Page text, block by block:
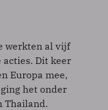
werkten al vijf
Dit keer
Europa mee,
het onder
Thailand.